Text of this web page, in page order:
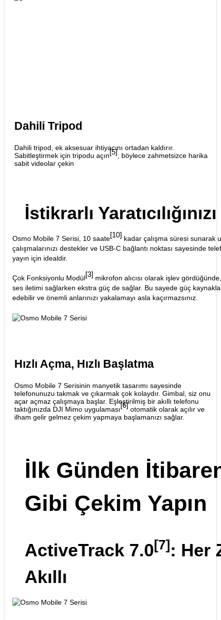
Dahili Tripod
Dahili tripod, ek aksesuar ihtiyacını ortadan kaldırır.
Sabitleştirmek için tripodu açın[5], böylece zahmetsizce harika
sabit videolar çekin
İstikrarlı
Osmo Mobile 7 Serisi, 10 saate[10] kadar çalışma süresi sunarak
çalışmalarınızı destekler ve USB-C bağlantı noktası sayesinde
yayın için idealdir.
Çok Fonksiyonlu Modül [3] mikrofon alıcısı olarak işlev
ses iletimi sağlarken ekstra güç de sağlar. Bu sayede güç
edebilir ve önemli anlarınızı yakalamayı asla kaçırmazsınız.
Hızlı Açma, Hızlı Başlatma
Osmo Mobile 7 Serisinin manyetik tasarımı sayesinde
telefonunuzu takmak ve çıkarmak çok kolaydır. Gimbal, siz onu
açar açmaz çalışmaya başlar. Eşleştirilmiş bir akıllı telefonu
taktığınızda DJI Mimo uygulaması[6] otomatik olarak açılır ve
ilham gelir gelmez çekim yapmaya başlamanızı sağlar.
İlk Günden
Gibi Çekim Yapın
ActiveTrack 7.0 [7] : Her
Akıllı